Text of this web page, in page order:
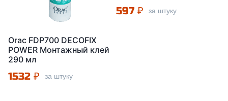
Orac FDP700 DECOFIX
POWER Монтажный клей
290 мл
1532 ₽ за штуку
597 ₽ за штуку